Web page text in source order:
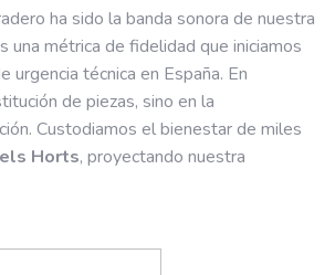
ha sido la banda sonora de nuestra
una métrica de fidelidad que iniciamos
técnica en España. En
de piezas, sino en la
Custodiamos el bienestar de miles
Horts, proyectando nuestra